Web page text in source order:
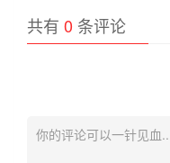
共有 0 条评论